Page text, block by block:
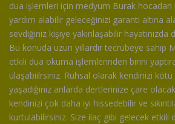
dua işlemleri için medyum Burak
yardım alabilir geleceğinizi garanti altına
sevdiğiniz kişiye yakınlaşabilir
Bu konuda uzun yıllardır tecrübeye sahip
etkili dua okuma işlemlerinden birini
ulaşabiilrsiniz. Ruhsal olarak kendinizi
yaşadığınız anlarda dertlerinize çare
kendinizi çok daha iyi hissedebilir ve
kurtulabilirsiniz. Size ilaç gibi gelecek etkili